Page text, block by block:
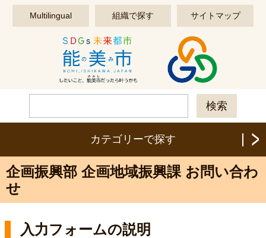
このページの本文へ移動する
Multilingual 組織で探す サイトマップ
カテゴリーで探す
企画振興部 企画地域振興課 お問い合わ
せ
入力フォームの説明